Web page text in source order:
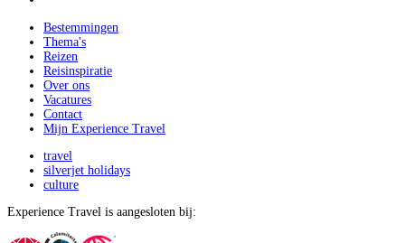
Bestemmingen
Thema's
Reizen
Reisinspiratie
Over ons
Vacatures
Contact
Mijn Experience Travel
travel
silverjet holidays
culture
Experience Travel is aangesloten bij: